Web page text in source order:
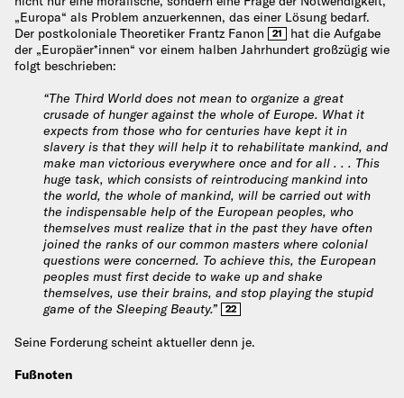
„Europa“ als Problem anzuerkennen, das einer Lösung bedarf.
Der postkoloniale Theoretiker Frantz Fanon
21
hat die Aufgabe
der „Europäer*innen“ vor einem halben Jahrhundert großzügig wie
folgt beschrieben:
“The Third World does not mean to organize a great
crusade of hunger against the whole of Europe. What it
expects from those who for centuries have kept it in
slavery is that they will help it to rehabilitate mankind, and
make man victorious everywhere once and for all . . . This
huge task, which consists of reintroducing mankind into
the world, the whole of mankind, will be carried out with
the indispensable help of the European peoples, who
themselves must realize that in the past they have often
joined the ranks of our common masters where colonial
questions were concerned. To achieve this, the European
peoples must first decide to wake up and shake
themselves, use their brains, and stop playing the stupid
game of the Sleeping Beauty.”
22
Seine Forderung scheint aktueller denn je.
Fußnoten